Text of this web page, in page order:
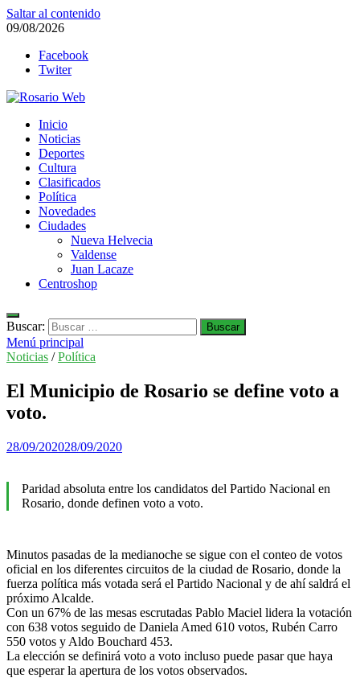
Saltar al contenido
09/08/2026
Facebook
Twiter
Rosario Web
Todas la noticias de Rosario y la zona
Inicio
Noticias
Deportes
Cultura
Clasificados
Política
Novedades
Ciudades
Nueva Helvecia
Valdense
Juan Lacaze
Centroshop
Buscar:
Menú principal
Noticias /Política
El Municipio de Rosario se define voto a
voto.
28/09/202028/09/2020
Paridad absoluta entre los candidatos del Partido Nacional en
Rosario, donde definen voto a voto.
Minutos pasadas de la medianoche se sigue con el conteo de votos
oficial en los diferentes circuitos de la ciudad de Rosario, donde la
fuerza política más votada será el Partido Nacional y de ahí saldrá el
próximo Alcalde.
Con un 67% de las mesas escrutadas Pablo Maciel lidera la votación
con 638 votos seguido de Daniela Amed 610 votos, Rubén Carro
550 votos y Aldo Bouchard 453.
La elección se definirá voto a voto incluso puede pasar que haya
que esperar la apertura de los votos observados.